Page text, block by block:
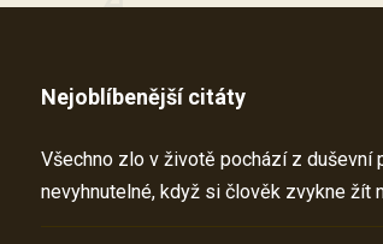
Nejoblíbenější citáty
Všechno zlo v životě pochází z duševní
nevyhnutelné, když si člověk zvykne žít